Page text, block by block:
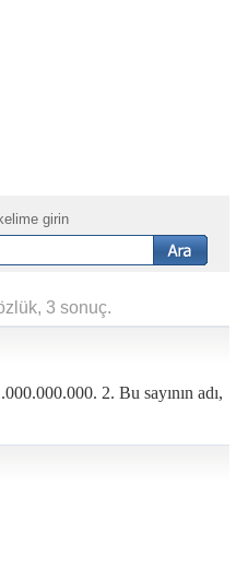
girin
3 sonuç.
2. Bu sayının adı,